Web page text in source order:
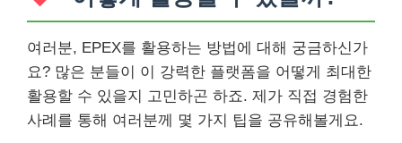
여러분, EPEX를 활용하는 방법에 대해 궁금하신가
요? 많은 분들이 이 강력한 플랫폼을 어떻게 최대한
활용할 수 있을지 고민하곤 하죠. 제가 직접 경험한
사례를 통해 여러분께 몇 가지 팁을 공유해볼게요.